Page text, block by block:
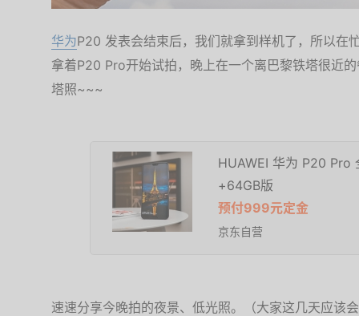
华为P20 发表会结束后，我们就拿到样机了，所以在
拿着P20 Pro开始试拍，晚上在一个离巴黎铁塔很近
塔照~~~
HUAWEI 华为 P20 Pro
+64GB版
预付999元定金
京东自营
速速分享今晚拍的夜景、低光照。（大家这几天应该